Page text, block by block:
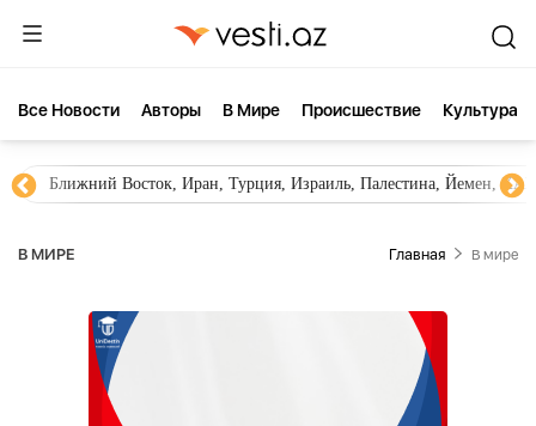
Все Новости Aвторы В Мире Происшествие Культура
Ближний Восток, Иран, Турция, Израиль, Палестина, Йемен,
В МИРЕ Главная В мире